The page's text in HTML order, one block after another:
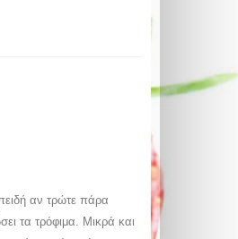
αν τρώτε πάρα
τα τρόφιμα. Μικρά και